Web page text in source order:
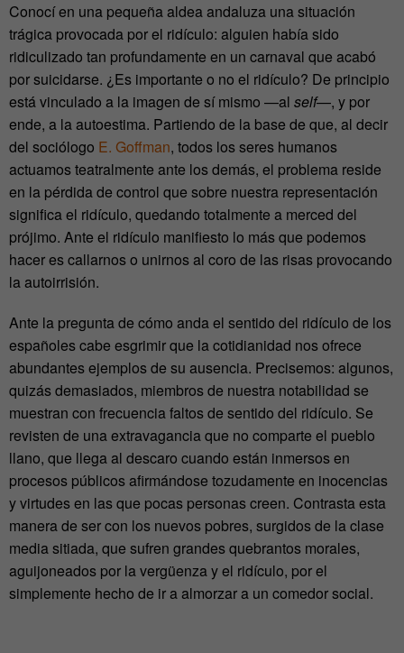
Conocí en una pequeña aldea andaluza una situación
trágica provocada por el ridículo: alguien había sido
ridiculizado tan profundamente en un carnaval que acabó
por suicidarse. ¿Es importante o no el ridículo? De principio
está vinculado a la imagen de sí mismo —al self—, y por
ende, a la autoestima. Partiendo de la base de que, al decir
del sociólogo E. Goffman, todos los seres humanos
actuamos teatralmente ante los demás, el problema reside
en la pérdida de control que sobre nuestra representación
significa el ridículo, quedando totalmente a merced del
prójimo. Ante el ridículo manifiesto lo más que podemos
hacer es callarnos o unirnos al coro de las risas provocando
la autoirrisión.
Ante la pregunta de cómo anda el sentido del ridículo de los
españoles cabe esgrimir que la cotidianidad nos ofrece
abundantes ejemplos de su ausencia. Precisemos: algunos,
quizás demasiados, miembros de nuestra notabilidad se
muestran con frecuencia faltos de sentido del ridículo. Se
revisten de una extravagancia que no comparte el pueblo
llano, que llega al descaro cuando están inmersos en
procesos públicos afirmándose tozudamente en inocencias
y virtudes en las que pocas personas creen. Contrasta esta
manera de ser con los nuevos pobres, surgidos de la clase
media sitiada, que sufren grandes quebrantos morales,
aguijoneados por la vergüenza y el ridículo, por el
simplemente hecho de ir a almorzar a un comedor social.